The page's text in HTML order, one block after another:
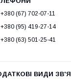
+380 (67) 702-07-11
+380 (95) 419-27-14
+380 (63) 501-25-41